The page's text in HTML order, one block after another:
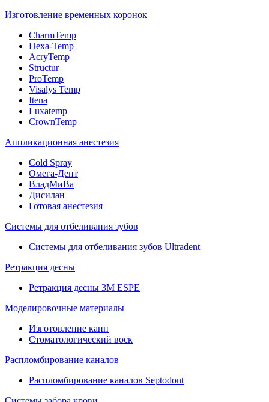
Изготовление временных коронок
CharmTemp
Hexa-Temp
AcryTemp
Structur
ProTemp
Visalys Temp
Itena
Luxatemp
CrownTemp
Аппликационная анестезия
Cold Spray
Омега-Дент
ВладМиВа
Дисилан
Готовая анестезия
Системы для отбеливания зубов
Системы для отбеливания зубов Ultradent
Ретракция десны
Ретракция десны 3M ESPE
Моделировочные материалы
Изготовление капп
Стоматологический воск
Распломбирование каналов
Распломбирование каналов Septodont